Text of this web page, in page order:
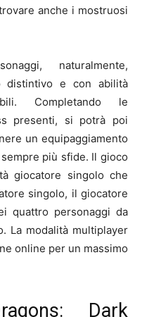
anche i mostruosi
naturalmente,
distintivo e con abilità
Completando le
presenti, si potrà poi
un equipaggiamento
più sfide. Il gioco
giocatore singolo che
singolo, il giocatore
quattro personaggi da
La modalità multiplayer
online per un massimo
Dark